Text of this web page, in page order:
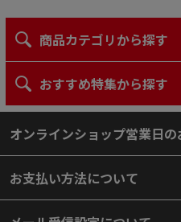
商品カテゴリから探す
おすすめ特集から探す
オンラインショップ営業日の
お支払い方法について